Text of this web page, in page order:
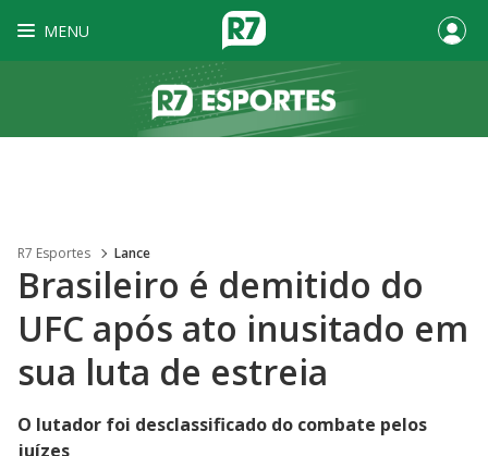
MENU
R7 Esportes Lance
Brasileiro é demitido do
UFC após ato inusitado em
sua luta de estreia
O lutador foi desclassificado do combate pelos
juízes